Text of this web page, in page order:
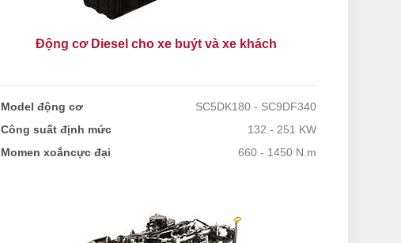
Động cơ Diesel cho xe buýt và xe khách
Model động cơ
SC5DK180 - SC9DF340
Công suất định mức
132 - 251 KW
Momen xoắncực đại
660 - 1450 N.m